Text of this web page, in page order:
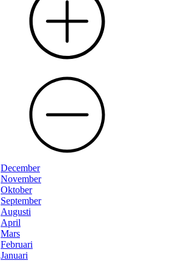
December
November
Oktober
September
Augusti
April
Mars
Februari
Januari